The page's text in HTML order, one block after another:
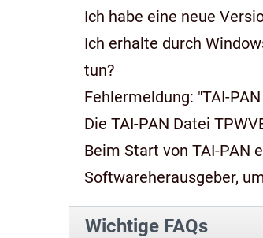
Ich habe eine neue
Ich erhalte durch
tun?
Fehlermeldung: "TAI-
Die TAI-PAN Datei
Beim Start von TAI-PAN erscheint die
Softwareherausgeber,
Wichtige FAQs